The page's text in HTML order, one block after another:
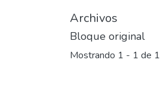
Archivos
Bloque original
Mostrando 1 - 1 de 1